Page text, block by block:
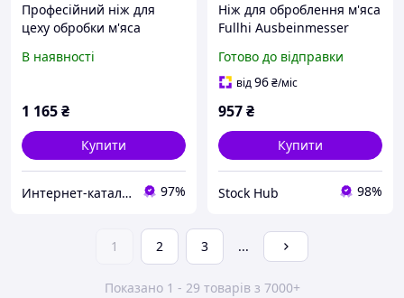
Професійний ніж для
цеху обробки м'яса
A186XP1903
В наявності
1 165₴
Купити
Интернет-катал​ог ск​​​​ид​​ок "OBNOVKA" 97%
Ніж для оброблення м'яса
Fullhi Ausbeinmesser
ніж із високовуглецевої
сталі
Готово до відправки
від96₴/міс
957₴
Купити
Stock Hub 98%
1 2 3 ...
Показано 1 - 29 товарів з 7000+